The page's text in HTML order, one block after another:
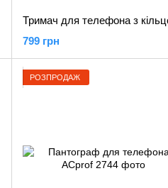
799 грн
РОЗПРОДАЖ